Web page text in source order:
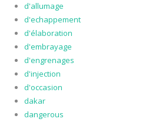
d'allumage
d'echappement
d'élaboration
d'embrayage
d'engrenages
d'injection
d'occasion
dakar
dangerous